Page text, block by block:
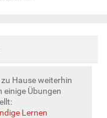
Hause weiterhin
einige Übungen
Lernen